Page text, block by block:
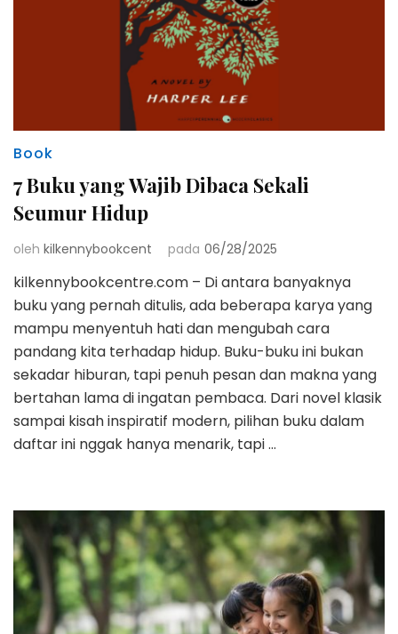
Book
7 Buku yang Wajib Dibaca Sekali
Seumur Hidup
oleh kilkennybookcent pada 06/28/2025
kilkennybookcentre.com – Di antara banyaknya
buku yang pernah ditulis, ada beberapa karya yang
mampu menyentuh hati dan mengubah cara
pandang kita terhadap hidup. Buku-buku ini bukan
sekadar hiburan, tapi penuh pesan dan makna yang
bertahan lama di ingatan pembaca. Dari novel klasik
sampai kisah inspiratif modern, pilihan buku dalam
daftar ini nggak hanya menarik, tapi …